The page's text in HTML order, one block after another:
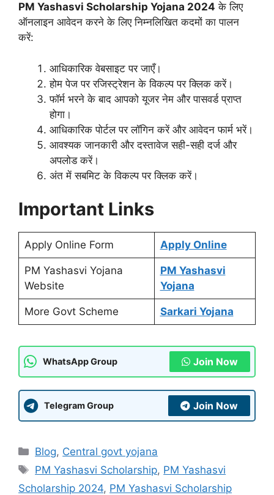
PM Yashasvi Scholarship Yojana 2024 के लिए
ऑनलाइन आवेदन करने के लिए निम्नलिखित कदमों का पालन
करें:
आधिकारिक वेबसाइट पर जाएँ।
होम पेज पर रजिस्ट्रेशन के विकल्प पर क्लिक करें।
फॉर्म भरने के बाद आपको यूजर नेम और पासवर्ड प्राप्त
होगा।
आधिकारिक पोर्टल पर लॉगिन करें और आवेदन फार्म भरें।
आवश्यक जानकारी और दस्तावेज सही-सही दर्ज और
अपलोड करें।
अंत में सबमिट के विकल्प पर क्लिक करें।
Important Links
Apply Online Form Apply Online
PM Yashasvi Yojana
Website
PM Yashasvi
Yojana
More Govt Scheme Sarkari Yojana
WhatsApp Group Join Now
Telegram Group Join Now
Categories
Blog, Central govt yojana
Tags
PM Yashasvi Scholarship, PM Yashasvi
Scholarship 2024, PM Yashasvi Scholarship